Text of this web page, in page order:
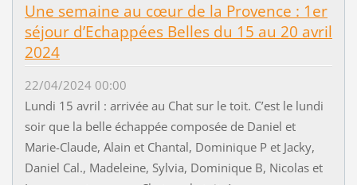
Une semaine au cœur de la Provence : 1er
séjour d’Echappées Belles du 15 au 20 avril
2024
22/04/2024 00:00
Lundi 15 avril : arrivée au Chat sur le toit. C’est le lundi
soir que la belle échappée composée de Daniel et
Marie-Claude, Alain et Chantal, Dominique P et Jacky,
Daniel Cal., Madeleine, Sylvia, Dominique B, Nicolas et